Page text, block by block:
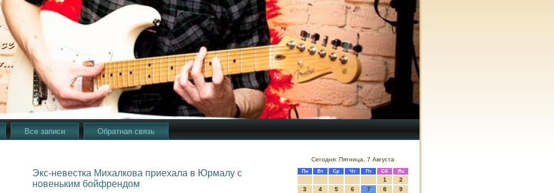
Все записи Обратная связь
Экс-невестка Михалкова приехала в Юрмалу с
новеньким бойфрендом
Сегодня: Пятница, 7 Августа
Пн Вт Ср Чт Пт Сб Вс
1
2
3
4 5 6 7 8
9